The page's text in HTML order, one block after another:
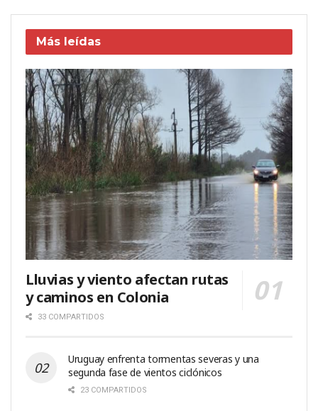
Más leídas
Lluvias y viento afectan rutas
y caminos en Colonia
33 COMPARTIDOS
Uruguay enfrenta tormentas severas y una
segunda fase de vientos ciclónicos
23 COMPARTIDOS